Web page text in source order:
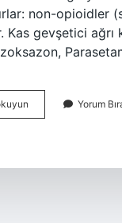
non-opioidler
Kas gevşetici
Kesici
Yorum